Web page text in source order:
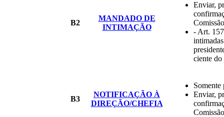
B2
MANDADO DE
INTIMAÇÃO
Enviar,
- Art.
ciente do
B3
NOTIFICAÇÃO À
DIREÇÃO/CHEFIA
Enviar,